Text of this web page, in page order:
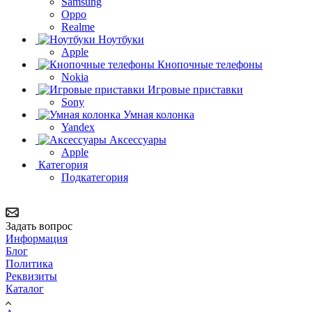
Oppo
Realme
Ноутбуки
Apple
Кнопочные телефоны
Nokia
Игровые приставки
Sony
Умная колонка
Yandex
Аксессуары
Apple
Категория
Подкатегория
Задать вопрос
Информация
Блог
Политика
Реквизиты
Каталог